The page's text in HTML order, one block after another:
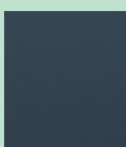
Перейти